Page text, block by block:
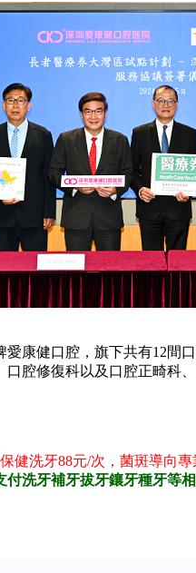
健口腔，旗下共有12間
腔修復科以及口腔正畸
健洗牙88元/次，菌斑導向專
洗牙補牙拔牙鑲牙種牙等相